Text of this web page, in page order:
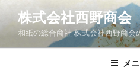
ン
株式会社西野商会
和紙の総合商社 株式会社西野商会
メ